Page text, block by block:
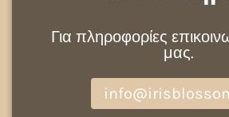
Για πληροφορίες
μας.